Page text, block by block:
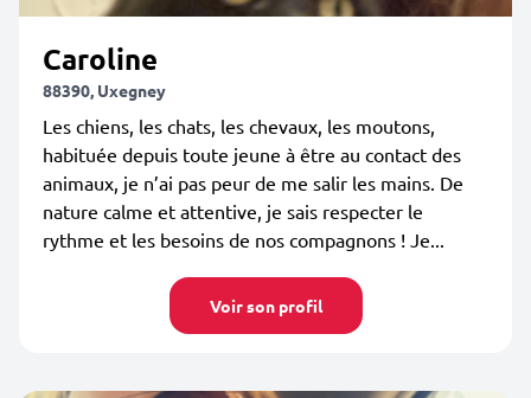
Caroline
88390, Uxegney
Les chiens, les chats, les chevaux, les moutons,
habituée depuis toute jeune à être au contact des
animaux, je n’ai pas peur de me salir les mains. De
nature calme et attentive, je sais respecter le
rythme et les besoins de nos compagnons ! Je...
Voir son profil